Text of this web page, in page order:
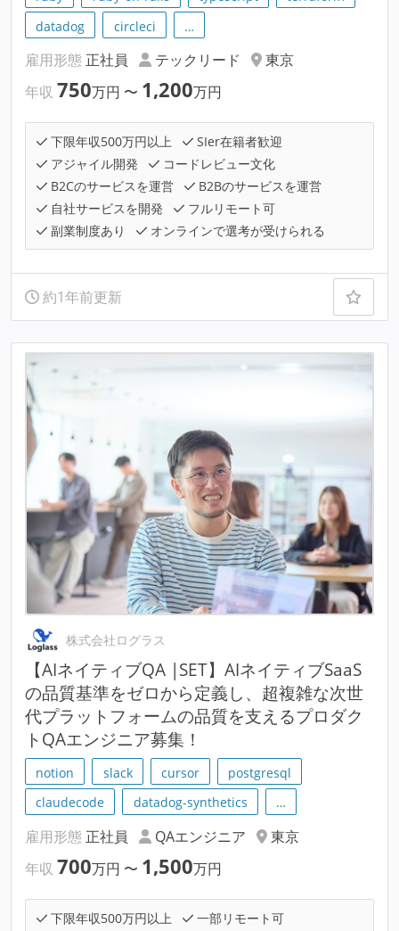
datadog
circleci …
雇用形態 正社員 テックリード
東京
年収 750万円 〜 1,200万円
下限年収500万円以上
SIer在籍者歓迎
アジャイル開発
コードレビュー文化
B2Cのサービスを運営
B2Bのサービスを運営
自社サービスを開発
フルリモート可
副業制度あり
オンラインで選考が受けられる
約1年前更新
株式会社ログラス
【AIネイティブQA |SET】AIネイティブSaaS
の品質基準をゼロから定義し、超複雑な次世
代プラットフォームの品質を支えるプロダク
トQAエンジニア募集！
notion slack cursor
postgresql
claudecode
datadog-synthetics …
雇用形態 正社員 QAエンジニア
東京
年収 700万円 〜 1,500万円
下限年収500万円以上
一部リモート可